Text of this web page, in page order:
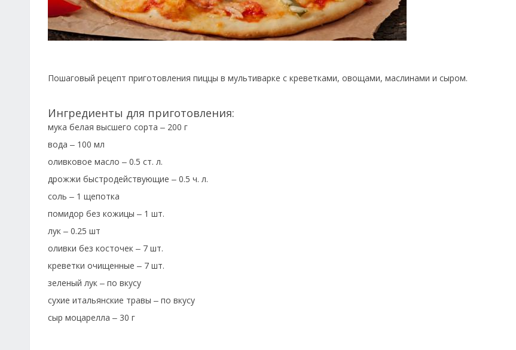
Пошаговый рецепт приготовления пиццы в мультиварке с креветками, овощами, маслинами и сыром.
Ингредиенты для приготовления:
мука белая высшего сорта – 200 г
вода – 100 мл
оливковое масло – 0.5 ст. л.
дрожжи быстродействующие – 0.5 ч. л.
соль – 1 щепотка
помидор без кожицы – 1 шт.
лук – 0.25 шт
оливки без косточек – 7 шт.
креветки очищенные – 7 шт.
зеленый лук – по вкусу
сухие итальянские травы – по вкусу
сыр моцарелла – 30 г